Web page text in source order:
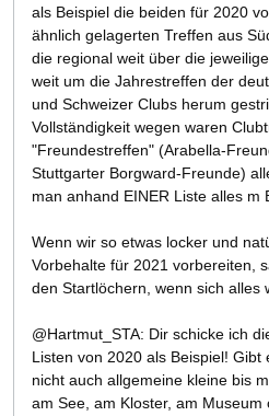
als Beispiel die beiden für 2020
ähnlich gelagerten Treffen aus
die regional weit über die
weit um die Jahrestreffen der
und Schweizer Clubs herum
Vollständigkeit wegen waren
"Freundestreffen" (Arabella-
Stuttgarter Borgward-Freunde)
man anhand EINER Liste alles m
Wenn wir so etwas locker und
Vorbehalte für 2021 vorbereiten,
den Startlöchern, wenn sich alles
@Hartmut_STA: Dir schicke ich
Listen von 2020 als Beispiel! Gibt
nicht auch allgemeine kleine bis
am See, am Kloster, am